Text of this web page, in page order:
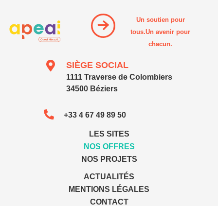
Un soutien pour
tous.Un avenir pour
chacun.
SIÈGE SOCIAL
1111 Traverse de Colombiers
34500 Béziers
+33 4 67 49 89 50
LES SITES
NOS OFFRES
NOS PROJETS
ACTUALITÉS
MENTIONS LÉGALES
CONTACT